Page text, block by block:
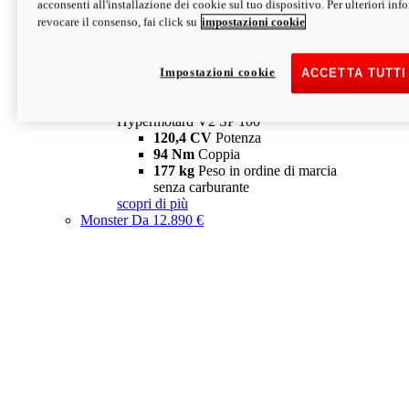
177 kgPeso in ordine di marcia
senza carburante
Depotenziata 35 kW: 18.890 € i
configura scopri di più
Hypermotard V2 SP 100
120,4 CV Potenza
94 Nm Coppia
177 kg Peso in ordine di marcia
senza carburante
scopri di più
MonsterDa 12.890 €
acconsenti all'installazione dei cookie sul tuo dispositivo. Per ulteriori
revocare il consenso, fai click su impostazioni cookie
ACCETTA
Impostazioni cookie